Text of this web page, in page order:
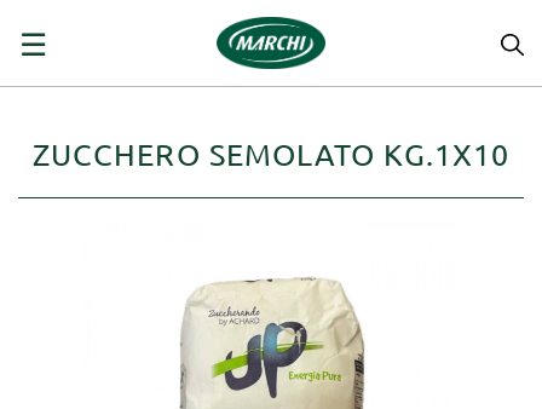
navigazione
☰
ZUCCHERO SEMOLATO KG.1X10